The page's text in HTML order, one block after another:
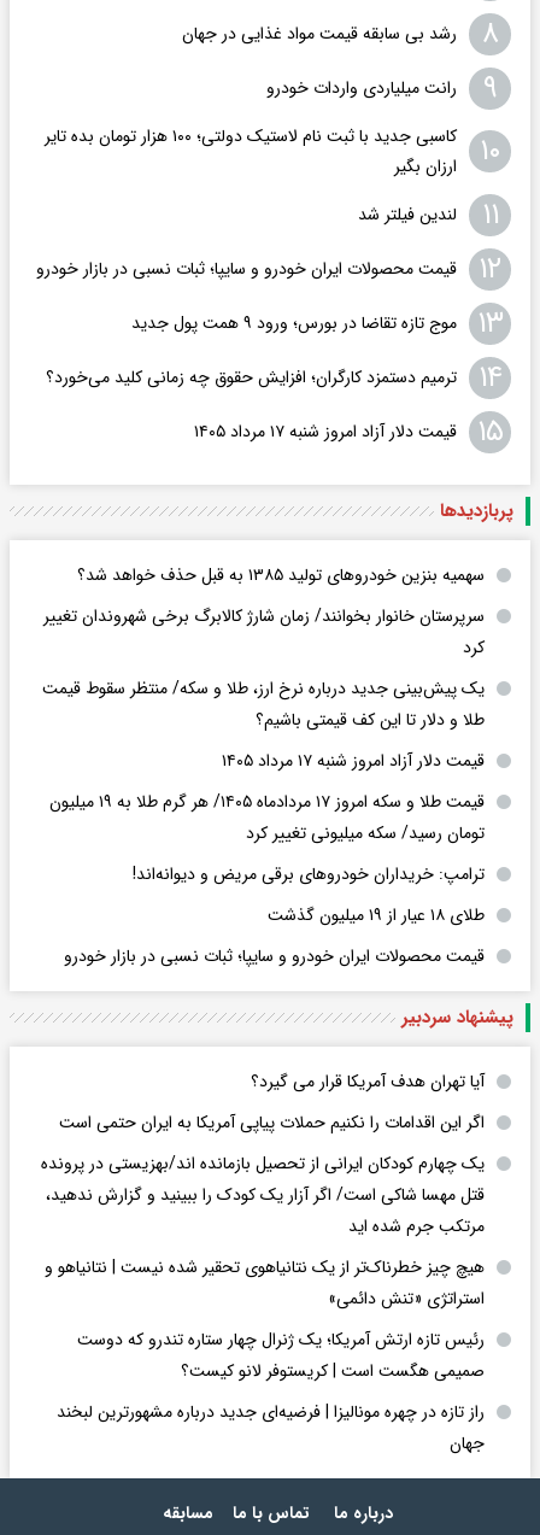
۸ رشد بی سابقه قیمت مواد غذایی در جهان
۹ رانت میلیاردی واردات خودرو
۱۰
کاسبی جدید با ثبت نام لاستیک دولتی؛ ۱۰۰ هزار تومان بده تایر
ارزان بگیر
۱۱ لندین فیلتر شد
۱۲ قیمت محصولات ایران خودرو و سایپا؛ ثبات نسبی در بازار خودرو
۱۳ موج تازه تقاضا در بورس؛ ورود ۹ همت پول جدید
۱۴ ترمیم دستمزد کارگران؛ افزایش حقوق چه زمانی کلید می‌خورد؟
۱۵ قیمت دلار آزاد امروز شنبه ۱۷ مرداد ۱۴۰۵
پربازدید‌ها
سهمیه بنزین خودروهای تولید ۱۳۸۵ به قبل حذف خواهد شد؟
سرپرستان خانوار بخوانند/ زمان شارژ کالابرگ برخی شهروندان تغییر
کرد
یک پیش‌بینی جدید درباره نرخ ارز، طلا و سکه/ منتظر سقوط قیمت
طلا و دلار تا این کف قیمتی باشیم؟
قیمت دلار آزاد امروز شنبه ۱۷ مرداد ۱۴۰۵
قیمت طلا و سکه امروز ۱۷ مردادماه ۱۴۰۵/ هر گرم طلا به ۱۹ میلیون
تومان رسید/ سکه میلیونی تغییر کرد
ترامپ: خریداران خودروهای برقی مریض و دیوانه‌اند!
طلای ۱۸ عیار از ۱۹ میلیون گذشت
قیمت محصولات ایران خودرو و سایپا؛ ثبات نسبی در بازار خودرو
پیشنهاد سردبیر
آیا تهران هدف آمریکا قرار می گیرد؟
اگر این اقدامات را نکنیم حملات پیاپی آمریکا به ایران حتمی است
یک چهارم کودکان ایرانی از تحصیل بازمانده اند/بهزیستی در پرونده
قتل مهسا شاکی است/ اگر آزار یک کودک را ببینید و گزارش ندهید،
مرتکب جرم شده اید
هیچ چیز خطرناک‌تر از یک نتانیاهوی تحقیر شده نیست | نتانیاهو و
استراتژی «تنش دائمی»
رئیس تازه ارتش آمریکا؛ یک ژنرال چهار ستاره تندرو که دوست
صمیمی هگست است | کریستوفر لانو کیست؟
راز تازه در چهره مونالیزا | فرضیه‌ای جدید درباره مشهورترین لبخند
جهان
درباره ما تماس با ما مسابقه